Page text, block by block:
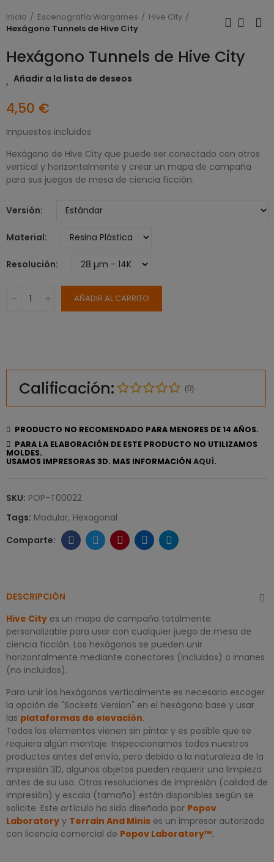
Inicio Escenografía Wargames
Hive City
Hexágono Tunnels de Hive City
Hexágono Tunnels de Hive City
Añadir a la lista de deseos
4,50 €
Impuestos incluidos
Hexágono de Hive City que puede ser conectado con otros
vertical y horizontalmente y crear un mapa de campaña
para sus juegos de mesa de ciencia ficción.
Versión
Material
Resolución
AÑADIR AL CARRITO
Calificación: (0)
PRODUCTO NO RECOMENDADO PARA MENORES DE 14 AÑOS.
PARA LA ELABORACIÓN DE ESTE PRODUCTO NO UTILIZAMOS
MOLDES.
USAMOS IMPRESORAS 3D. MAS INFORMACIÓN AQUÍ.
SKU: POP-T00022
Tags: Modular Hexagonal
DESCRIPCIÓN
Hive City es un mapa de campaña totalmente
personalizable para usar con cualquier juego de mesa de
ciencia ficción. Los hexágonos se pueden unir
horizontalmente mediante conectores (incluidos) o imanes
(no incluidos).
Para unir los hexágonos verticalmente es necesario escoger
la opción de "Sockets Version" en el hexágono base y usar
las plataformas de elevación.
Todos los elementos vienen sin pintar y es posible que se
requiera algún montaje. Inspeccionamos todos nuestros
productos antes del envío, pero debido a la naturaleza de la
impresión 3D, algunos objetos pueden requerir una limpieza
antes de su uso. Otras resoluciones de impresión (calidad de
impresión) y escala (tamaño) están disponibles según se
solicite. Este artículo ha sido diseñado por Popov
Laboratory y Terrain And Minis es un impresor autorizado
con licencia comercial de Popov Laboratory™.